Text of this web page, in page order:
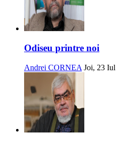
Odiseu printre noi
Andrei CORNEA Joi, 23 Iul